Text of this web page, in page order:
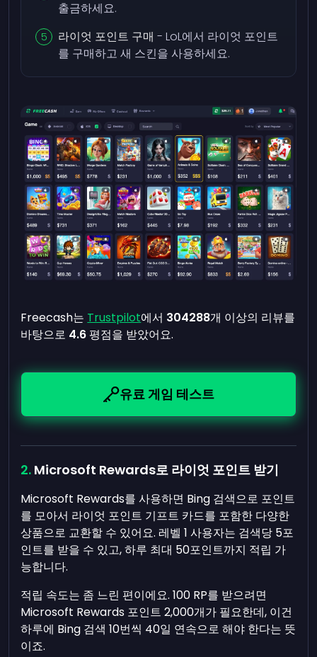
출금하세요.
라이엇 포인트 구매 - LoL에서 라이엇 포인트
를 구매하고 새 스킨을 사용하세요.
Freecash는 Trustpilot에서 304288개 이상의 리뷰를
바탕으로 4.6평점을 받았어요.
유료 게임 테스트
Microsoft Rewards로 라이엇 포인트 받기
Microsoft Rewards를 사용하면 Bing 검색으로 포인트
를 모아서 라이엇 포인트 기프트 카드를 포함한 다양한
상품으로 교환할 수 있어요. 레벨 1 사용자는 검색당 5포
인트를 받을 수 있고, 하루 최대 50포인트까지 적립 가
능합니다.
적립 속도는 좀 느린 편이에요. 100 RP를 받으려면
Microsoft Rewards 포인트 2,000개가 필요한데, 이건
하루에 Bing 검색 10번씩 40일 연속으로 해야 한다는 뜻
이죠.